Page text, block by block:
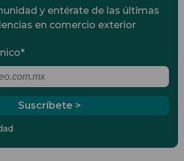
y entérate de las últimas
en comercio exterior
*